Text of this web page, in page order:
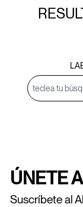
ÚNETE
Suscríbete al